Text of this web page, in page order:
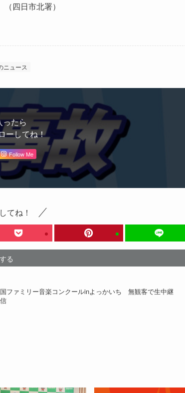
四日市北署）
ニュース
ったら
ーしてね！
Follow Me
てね！
る
ファミリー音楽コンクールinよっかいち 無観客で生中継